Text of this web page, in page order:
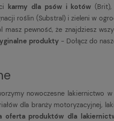
karmy dla psów i kotów
roślin (Substral) i zieleni w
masz pewność, że znajdziesz
produkty - Dołącz do
nowoczesne lakiernictwo
dla branży motoryzacyjnej,
oferta produktów dla